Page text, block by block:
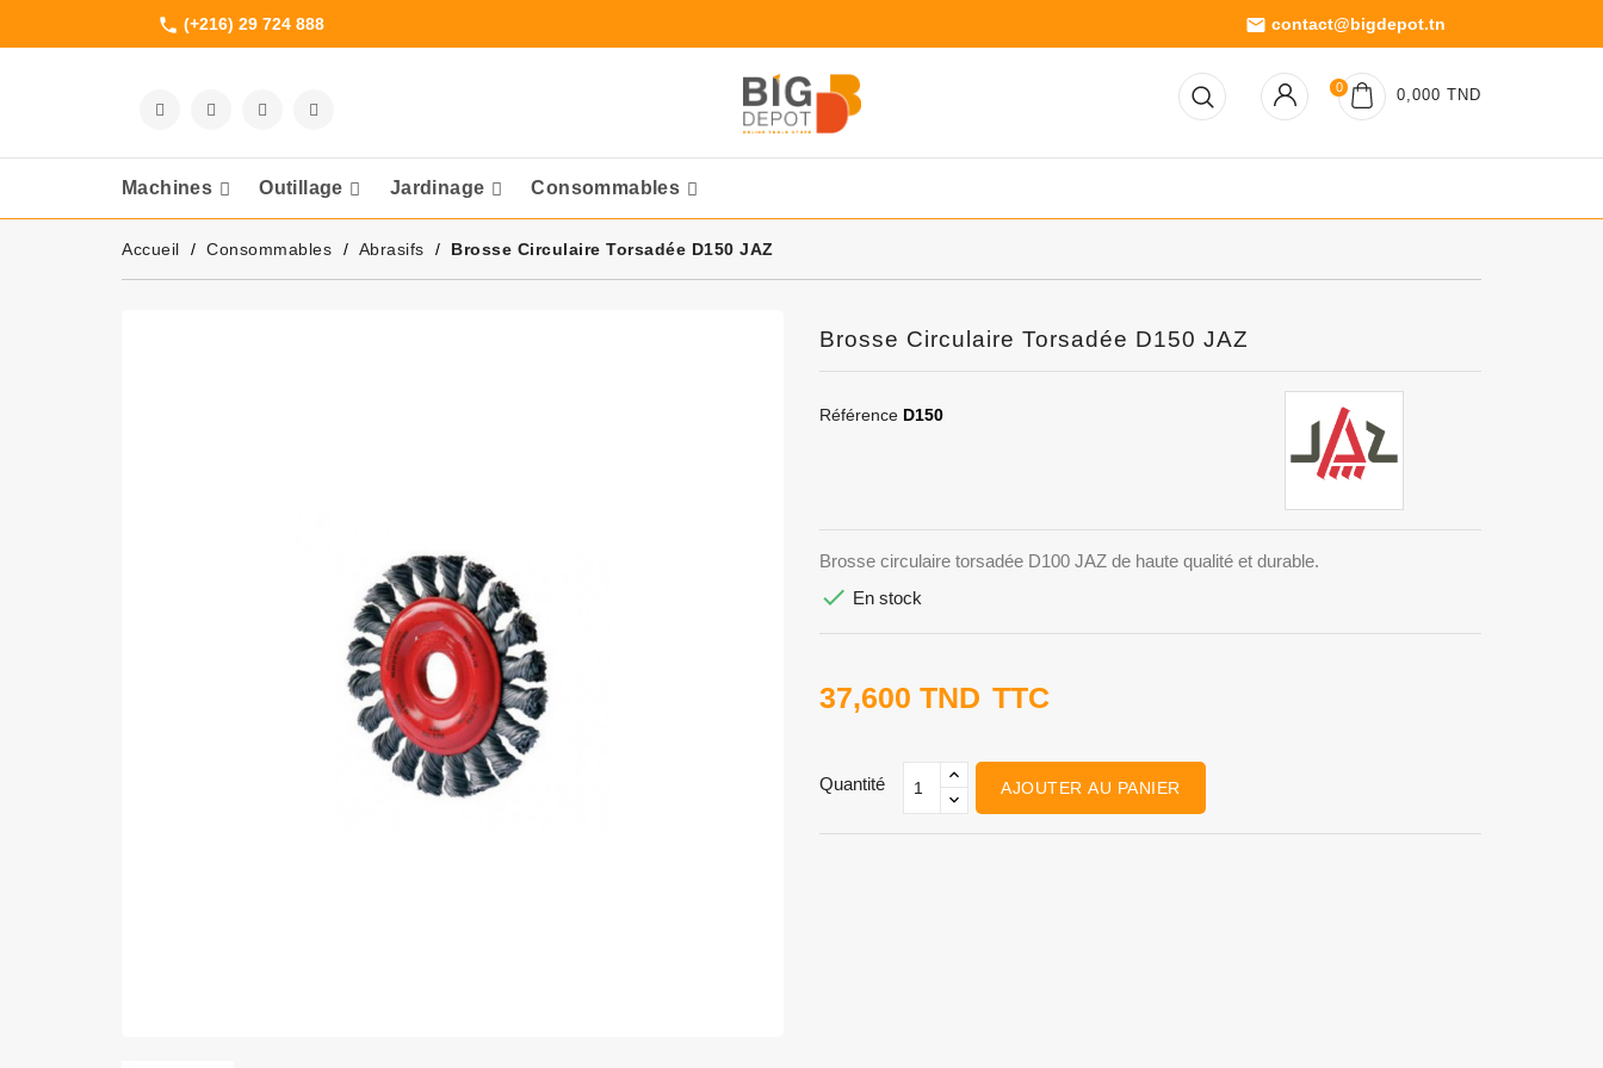
phone (+216) 29 724 888 email contact@bigdepot.tn
0 0,000 TND
Machines Outillage Jardinage Consommables
Accueil Consommables Abrasifs Brosse Circulaire Torsadée D150 JAZ
Brosse Circulaire Torsadée D150 JAZ
Référence D150
Brosse circulaire torsadée D100 JAZ de haute qualité et durable.
 En stock
37,600 TND TTC
Quantité AJOUTER AU PANIER